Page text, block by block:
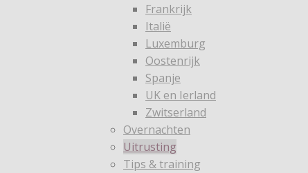
Frankrijk
Italië
Luxemburg
Oostenrijk
Spanje
UK en Ierland
Zwitserland
Overnachten
Uitrusting
Tips & training